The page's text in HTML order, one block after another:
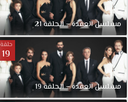
مسلسل العقدة – الحلقة 21
حلقة
19
مسلسل العقدة – الحلقة 19